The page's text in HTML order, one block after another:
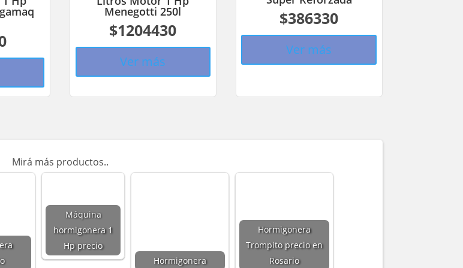
Menegotti 250l
$1204430
Ver más
$386330
Ver más
Mirá más productos..
Máquina
hormigonera 1
Hp precio
Hormigonera
Hormigonera
Trompito precio en
Rosario